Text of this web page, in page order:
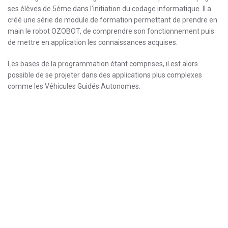
ses élèves de 5ème dans l’initiation du codage informatique. Il a
créé une série de module de formation permettant de prendre en
main le robot OZOBOT, de comprendre son fonctionnement puis
de mettre en application les connaissances acquises.
Les bases de la programmation étant comprises, il est alors
possible de se projeter dans des applications plus complexes
comme les Véhicules Guidés Autonomes.